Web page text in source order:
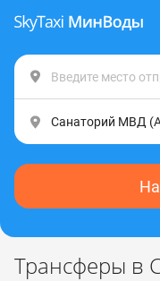
Трансферы в